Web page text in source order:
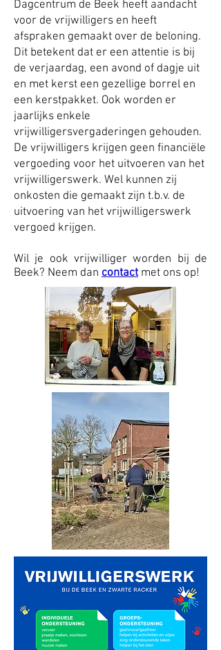
Dagcentrum de Beek heeft aandacht
voor de vrijwilligers en heeft
afspraken gemaakt over de beloning.
Dit betekent dat er een attentie is bij
de verjaardag, een avond of dagje uit
en met kerst een gezellige borrel en
een kerstpakket. Ook worden er
jaarlijks enkele
vrijwilligersvergaderingen gehouden.
De vrijwilligers krijgen geen financiële
vergoeding voor het uitvoeren van het
vrijwilligerswerk. Wel kunnen zij
onkosten die gemaakt zijn t.b.v. de
uitvoering van het vrijwilligerswerk
vergoed krijgen.
Wil je ook vrijwilliger worden bij de
Beek? Neem dan contactmet ons op!